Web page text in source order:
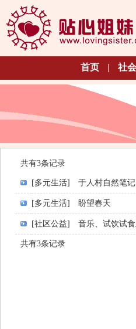
首页 | 社
共有3条记录
[多元生活] 于人村自然笔
[多元生活] 盼望春天
[社区公益] 音乐、试饮试
共有3条记录